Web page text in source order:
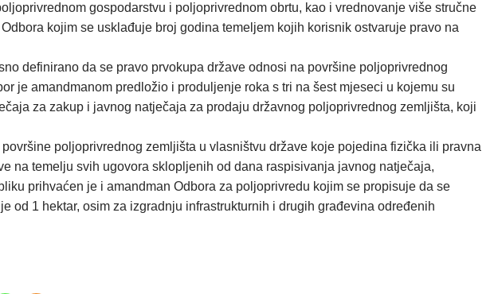
gospodarstvu i poljoprivrednom obrtu, kao i vrednovanje više stručne
kojim se usklađuje broj godina temeljem kojih korisnik ostvaruje pravo na
definirano da se pravo prvokupa države odnosi na površine poljoprivrednog
je amandmanom predložio i produljenje roka s tri na šest mjeseci u kojemu su
za zakup i javnog natječaja za prodaju državnog poljoprivrednog zemljišta, koji
poljoprivrednog zemljišta u vlasništvu države koje pojedina fizička ili pravna
na temelju svih ugovora sklopljenih od dana raspisivanja javnog natječaja,
prihvaćen je i amandman Odbora za poljoprivredu kojim se propisuje da se
od 1 hektar, osim za izgradnju infrastrukturnih i drugih građevina određenih